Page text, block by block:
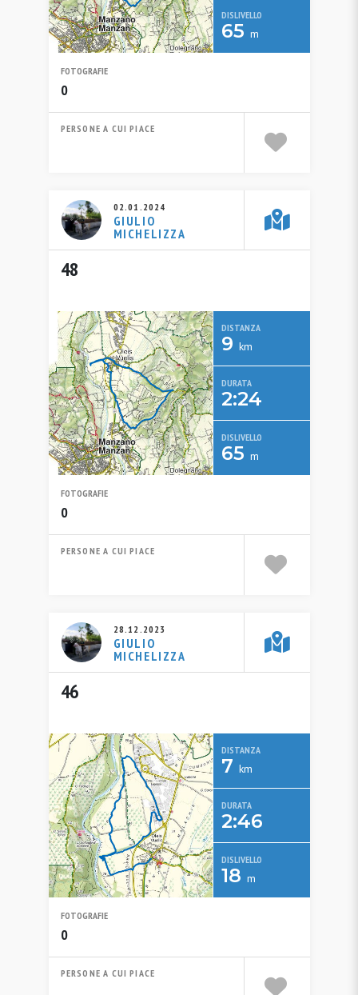
DISLIVELLO
65 m
FOTOGRAFIE
0
PERSONE A CUI PIACE
02.01.2024
GIULIO
MICHELIZZA
48
DISTANZA
9 km
DURATA
2:24
DISLIVELLO
65 m
FOTOGRAFIE
0
PERSONE A CUI PIACE
28.12.2023
GIULIO
MICHELIZZA
46
DISTANZA
7 km
DURATA
2:46
DISLIVELLO
18 m
FOTOGRAFIE
0
PERSONE A CUI PIACE